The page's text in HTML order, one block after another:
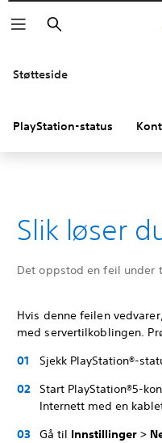
Søk
Støtteside
PlayStation-status
Slik løser
Det oppstod en feil under
Hvis denne feilen
med servertilkoblingen.
Sjekk PlayStation®-
Start PlayStation®5-
Internett med en
Gå til Innstillinger >